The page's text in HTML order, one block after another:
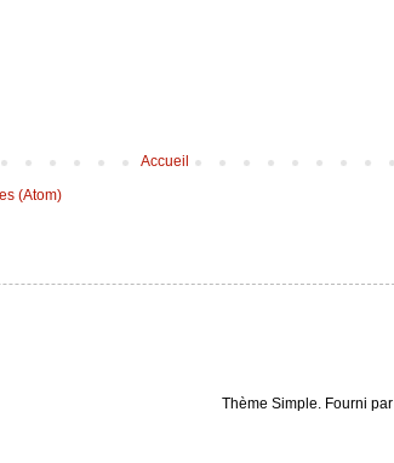
Accueil
(Atom)
Thème Simple. Fourni par